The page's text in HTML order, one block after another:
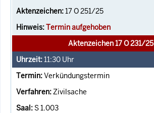
17 O 251/25
Termin aufgehoben
Aktenzeichen 17 O 231/25
11:30 Uhr
Verkündungstermin
Zivilsache
S 1.003